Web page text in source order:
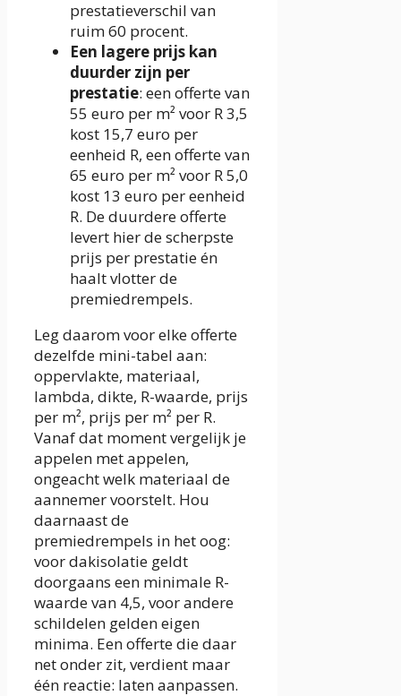
prestatieverschil van
ruim 60 procent.
Een lagere prijs kan
duurder zijn per
prestatie: een offerte van
55 euro per m² voor R 3,5
kost 15,7 euro per
eenheid R, een offerte van
65 euro per m² voor R 5,0
kost 13 euro per eenheid
R. De duurdere offerte
levert hier de scherpste
prijs per prestatie én
haalt vlotter de
premiedrempels.
Leg daarom voor elke offerte
dezelfde mini-tabel aan:
oppervlakte, materiaal,
lambda, dikte, R-waarde, prijs
per m², prijs per m² per R.
Vanaf dat moment vergelijk je
appelen met appelen,
ongeacht welk materiaal de
aannemer voorstelt. Hou
daarnaast de
premiedrempels in het oog:
voor dakisolatie geldt
doorgaans een minimale R-
waarde van 4,5, voor andere
schildelen gelden eigen
minima. Een offerte die daar
net onder zit, verdient maar
één reactie: laten aanpassen.